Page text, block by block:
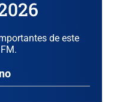
de este